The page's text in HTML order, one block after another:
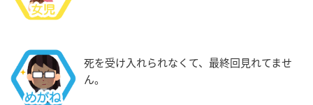
死を受け入れられなくて、最終回見れてませ
ん。